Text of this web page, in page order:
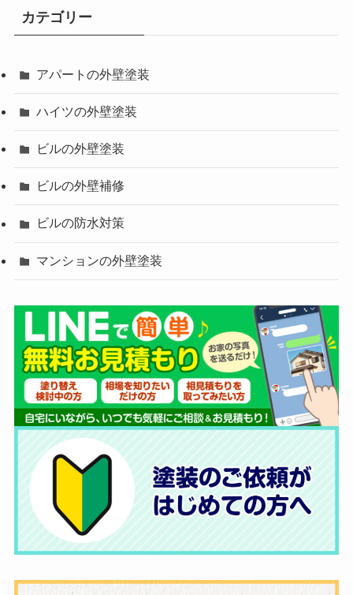
カテゴリー
アパートの外壁塗装
ハイツの外壁塗装
ビルの外壁塗装
ビルの外壁補修
ビルの防水対策
マンションの外壁塗装